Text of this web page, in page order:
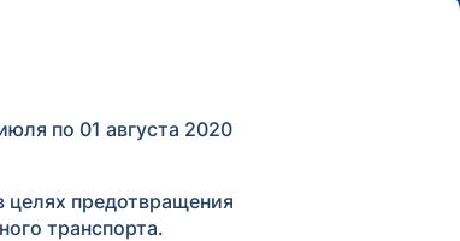
по 01 августа 2020
целях предотвращения
транспорта.